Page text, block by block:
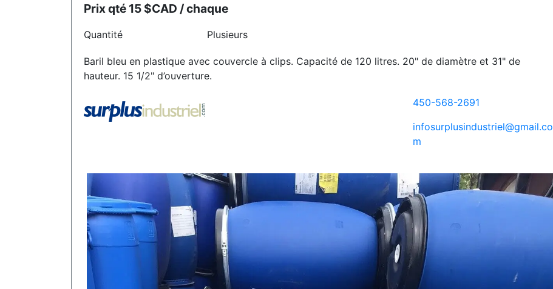
Prix qté 15 $CAD / chaque
Quantité Plusieurs
Baril bleu en plastique avec couvercle à clips. Capacité de 120 litres. 20" de diamètre et 31" de
hauteur. 15 1/2" d’ouverture.
450-568-2691
infosurplusindustriel@gmail.co
m